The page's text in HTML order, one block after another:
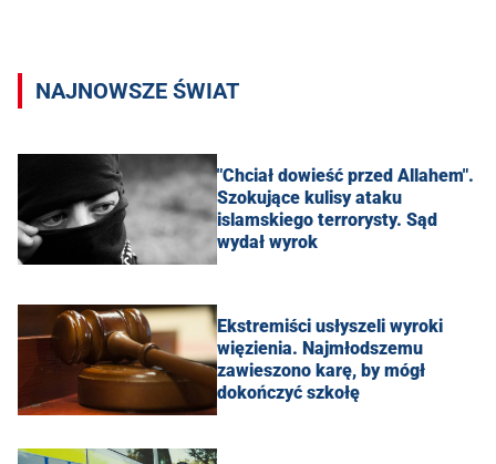
NAJNOWSZE ŚWIAT
"Chciał dowieść przed Allahem".
Szokujące kulisy ataku
islamskiego terrorysty. Sąd
wydał wyrok
Ekstremiści usłyszeli wyroki
więzienia. Najmłodszemu
zawieszono karę, by mógł
dokończyć szkołę